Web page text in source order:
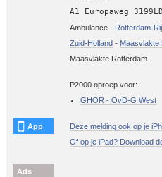
A1 Europaweg
Ambulance - Rotterdam-
Zuid-Holland - Maasvlakte
Maasvlakte Rotterdam
P2000 oproep voor:
GHOR - OvD-G West
App
Deze melding ook op je
Of op je iPad? Download
Ads